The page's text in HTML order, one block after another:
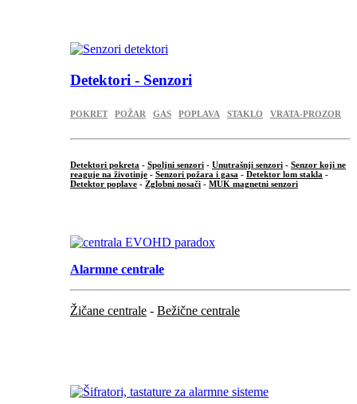
Detektori - Senzori
POKRET POŽAR GAS POPLAVA STAKLO VRATA-PROZOR
Detektori pokreta - Spoljni senzori - Unutrašnji senzori - Senzor koji ne
reaguje na životinje - Senzori požara i gasa - Detektor lom stakla -
Detektor poplave - Zglobni nosači - MUK magnetni senzori
Alarmne centrale
Žičane centrale - Bežične centrale